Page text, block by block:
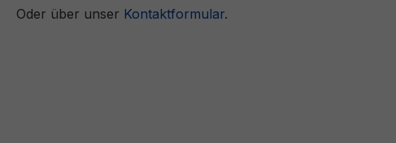
Oder über unser Kontaktformular.